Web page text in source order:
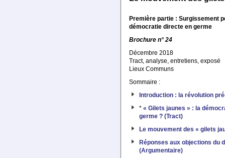
Première partie : Surgissement
démocratie directe en germe
Brochure n° 24
Décembre 2018
Tract, analyse, entretiens, exposé
Lieux Communs
Sommaire :
Introduction : la révolution
* « Gilets jaunes » : la
germe ? (Tract)
Le mouvement des « gilets
Réponses aux objections du
(Argumentaire)